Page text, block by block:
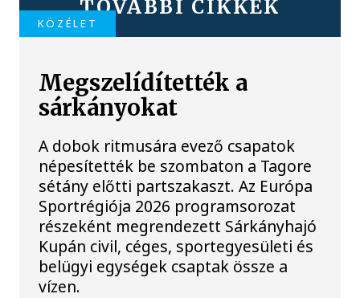
TOVÁBBI CIKKEK
KÖZÉLET
Megszelídítették a
sárkányokat
A dobok ritmusára evező csapatok
népesítették be szombaton a Tagore
sétány előtti partszakaszt. Az Európa
Sportrégiója 2026 programsorozat
részeként megrendezett Sárkányhajó
Kupán civil, céges, sportegyesületi és
belügyi egységek csaptak össze a
vízen.